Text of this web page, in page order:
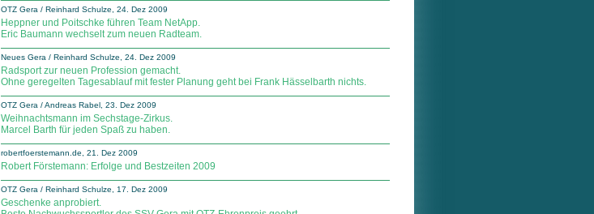
OTZ Gera / Reinhard Schulze, 24. Dez 2009
Heppner und Poitschke führen Team NetApp.
Eric Baumann wechselt zum neuen Radteam.
Neues Gera / Reinhard Schulze, 24. Dez 2009
Radsport zur neuen Profession gemacht.
Ohne geregelten Tagesablauf mit fester Planung geht bei Frank Hässelbarth nichts.
OTZ Gera / Andreas Rabel, 23. Dez 2009
Weihnachtsmann im Sechstage-Zirkus.
Marcel Barth für jeden Spaß zu haben.
robertfoerstemann.de, 21. Dez 2009
Robert Förstemann: Erfolge und Bestzeiten 2009
OTZ Gera / Reinhard Schulze, 17. Dez 2009
Geschenke anprobiert.